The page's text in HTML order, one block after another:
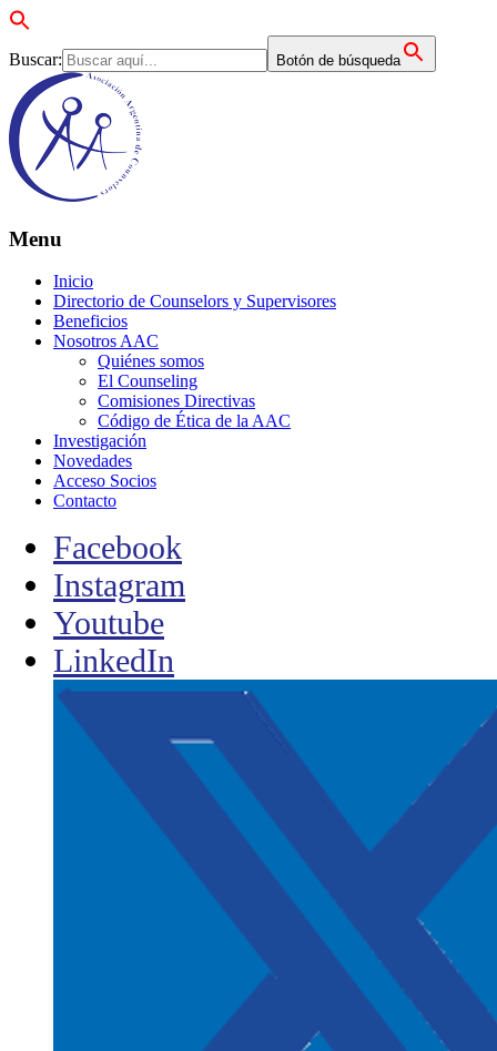
Buscar: Botón de búsqueda
Menu
Inicio
Directorio de Counselors y Supervisores
Beneficios
Nosotros AAC
Quiénes somos
El Counseling
Comisiones Directivas
Código de Ética de la AAC
Investigación
Novedades
Acceso Socios
Contacto
Facebook
Instagram
Youtube
LinkedIn